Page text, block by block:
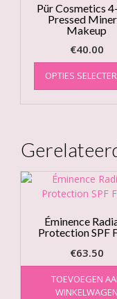
Pür Cosmetics
Pressed
Makeup
€40.00
OPTIES
Éminence
Protection SPF
€63.50
TOEVOEGEN
WINKELWAGEN